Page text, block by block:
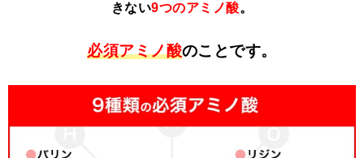
きない9つのアミノ酸。
必須アミノ酸のことです。